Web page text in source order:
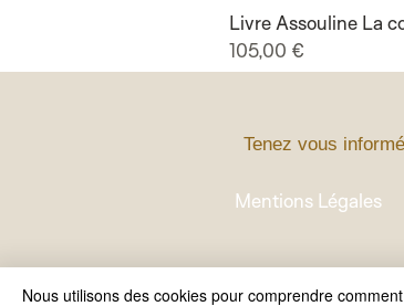
Livre Assouline La
Prix
105,00 €
Tenez vous
Mentions Légales
Nous utilisons des cookies pour comprendre